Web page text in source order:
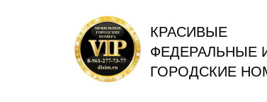
КРАСИВЫЕ
ФЕДЕРАЛЬНЫЕ
ГОРОДСКИЕ